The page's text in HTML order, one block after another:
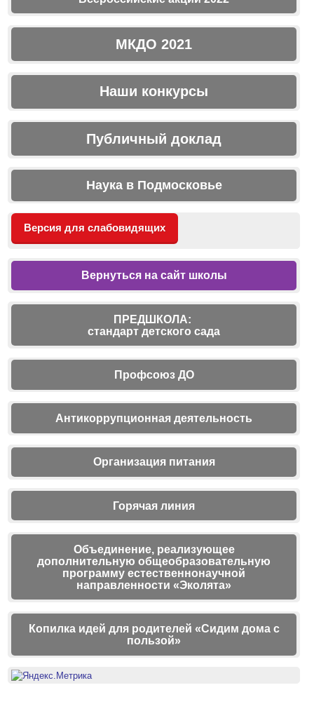
МКДО 2021
Наши конкурсы
Публичный доклад
Наука в Подмосковье
Версия для слабовидящих
Вернуться на сайт школы
ПРЕДШКОЛА:
стандарт детского сада
Профсоюз ДО
Антикоррупционная деятельность
Организация питания
Горячая линия
Объединение, реализующее
дополнительную общеобразовательную
программу естественнонаучной
направленности «Эколята»
Копилка идей для родителей «Сидим дома с
пользой»